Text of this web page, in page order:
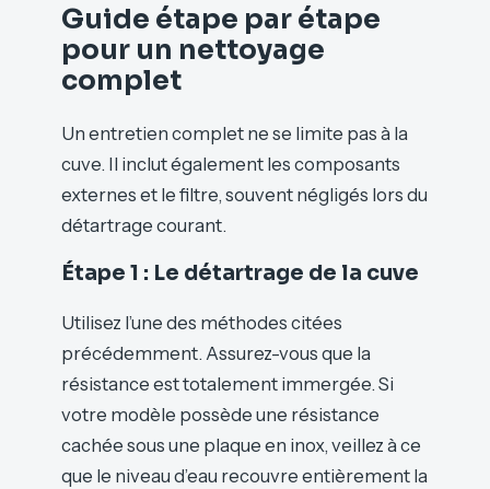
Guide étape par étape
pour un nettoyage
complet
Un entretien complet ne se limite pas à la
cuve. Il inclut également les composants
externes et le filtre, souvent négligés lors du
détartrage courant.
Étape 1 : Le détartrage de la cuve
Utilisez l’une des méthodes citées
précédemment. Assurez-vous que la
résistance est totalement immergée. Si
votre modèle possède une résistance
cachée sous une plaque en inox, veillez à ce
que le niveau d’eau recouvre entièrement la